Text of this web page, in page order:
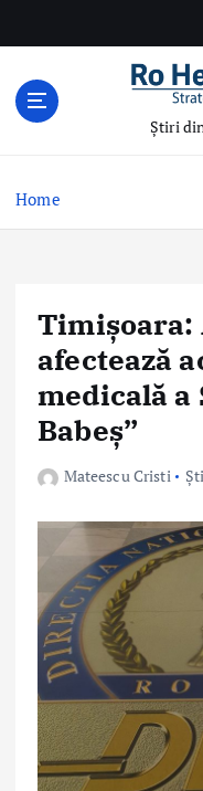
Știri
Home
Timișoara:
afectează
medicală
Babeș”
Mateescu Cristi